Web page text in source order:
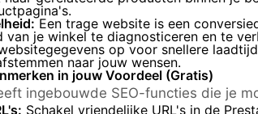
Een trage website is een
van je winkel te diagnosticeren en te
op voor snellere
naar jouw wensen.
in jouw Voordeel (Gratis)
ingebouwde SEO-functies die je
Schakel vriendelijke URL's in de